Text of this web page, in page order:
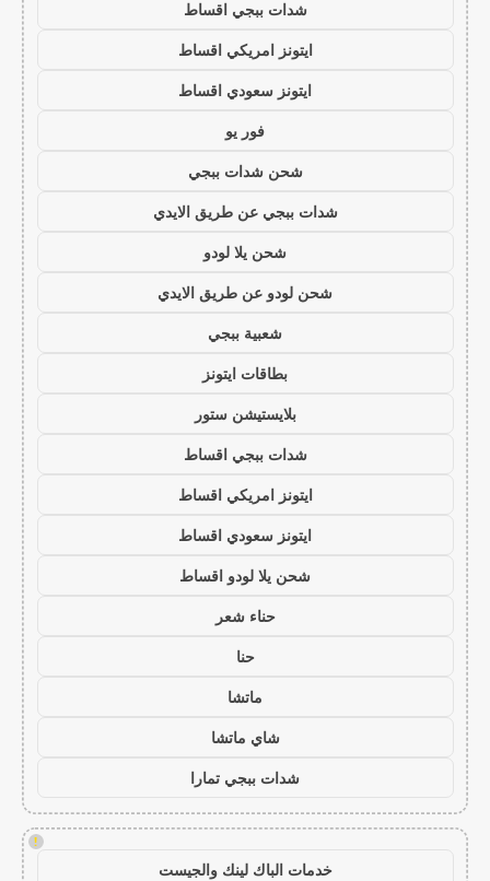
شدات ببجي اقساط
ايتونز امريكي اقساط
ايتونز سعودي اقساط
فور يو
شحن شدات ببجي
شدات ببجي عن طريق الايدي
شحن يلا لودو
شحن لودو عن طريق الايدي
شعبية ببجي
بطاقات ايتونز
بلايستيشن ستور
شدات ببجي اقساط
ايتونز امريكي اقساط
ايتونز سعودي اقساط
شحن يلا لودو اقساط
حناء شعر
حنا
ماتشا
شاي ماتشا
شدات ببجي تمارا
!
خدمات الباك لينك والجيست